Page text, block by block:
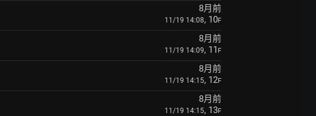
8月前
11/19 14:08, 10F
8月前
11/19 14:09, 11 F
8月前
11/19 14:15, 12F
8月前
11/19 14:15, 13F